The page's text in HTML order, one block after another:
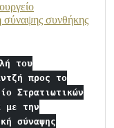
σύναψης συνθήκης
του
προς το
Στρατιωτικών
με την
σύναψης